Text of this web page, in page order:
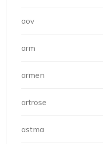
aov
arm
armen
artrose
astma